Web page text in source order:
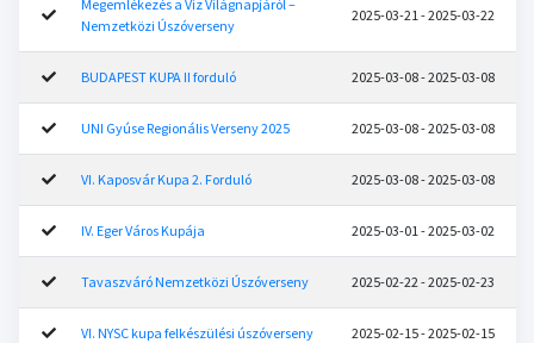
Megemlékezés a Víz Világnapjáról –
Nemzetközi Úszóverseny
2025-03-21 - 2025-03-22
BUDAPEST KUPA II forduló 2025-03-08 - 2025-03-08
UNI Gyúse Regionális Verseny 2025 2025-03-08 - 2025-03-08
VI. Kaposvár Kupa 2. Forduló 2025-03-08 - 2025-03-08
IV. Eger Város Kupája 2025-03-01 - 2025-03-02
Tavaszváró Nemzetközi Úszóverseny 2025-02-22 - 2025-02-23
VI. NYSC kupa felkészülési úszóverseny 2025-02-15 - 2025-02-15